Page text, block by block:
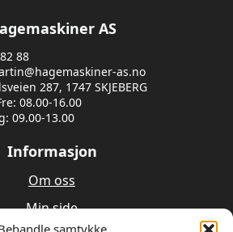
samtykke
AS
88
as.no
287, 1747 SKJEBERG
08.00-16.00
09.00-13.00
Informasjon
Om oss
Min side